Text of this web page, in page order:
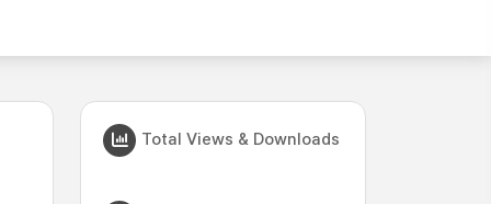
Total Views & Downloads